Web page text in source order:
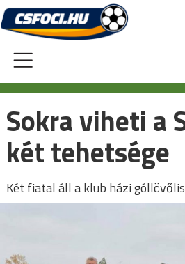
Skip
to
content
Sokra viheti a
két tehetsége
Két fiatal áll a klub házi